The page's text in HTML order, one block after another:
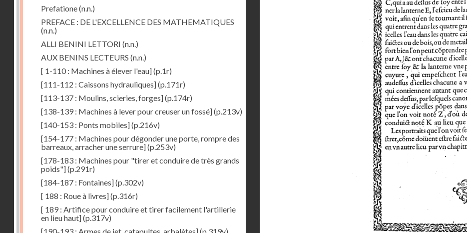
Prefatione(n.n.)
PREFACE : DE L'EXCELLENCE DES MATHEMATIQUES
(n.n.)
ALLI BENINI LETTORI (n.n.)
AUX BENINS LECTEURS (n.n.)
[ 1-110 : Machines à élever l'eau](p.1r)
[111-112 : Caissons hydrauliques](p.171r)
[113-137 : Moulins, scieries, forges](p.174r)
[138-139 : Machines à lever pour creuser un fossé](p.213v)
[140-153 : Ponts mobiles](p.216v)
[154-177 : Machines pour dégonder une porte, rompre des
barreaux, arracher une serrure](p.253v)
[178-183 : Machines pour "tirer et conduire de très grands
poids"](p.291r)
[184-187 : Fontaines](p.302v)
[ 188 : Roue à livres](p.316r)
[ 189 : Artifice pour conduire et tirer facilement l'artillerie
en lieu haut](p.317v)